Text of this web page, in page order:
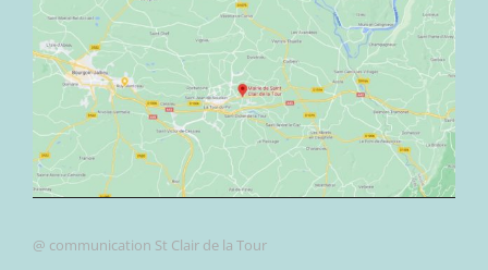
@ communication St Clair de la Tour